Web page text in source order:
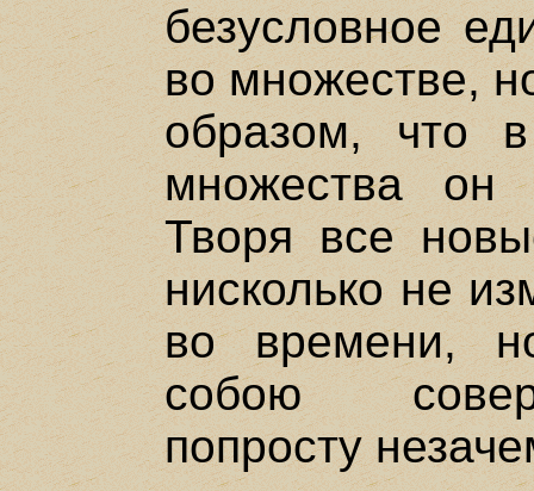
безусловное
во множестве,
образом, что
множества он
Творя все
нисколько не
во времени,
собою
попросту